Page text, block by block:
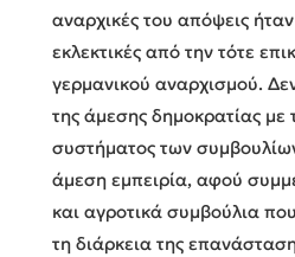
αναρχικές του απόψεις
εκλεκτικές από την τότε
γερμανικού αναρχισμού.
της άμεσης δημοκρατίας με
συστήματος των
άμεση εμπειρία, αφού
και αγροτικά συμβούλια
τη διάρκεια της